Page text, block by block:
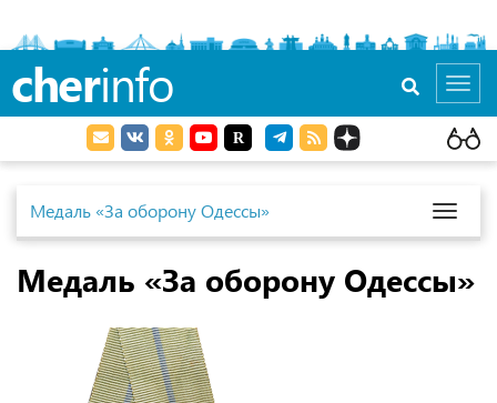
cherinfo
Медаль «За оборону Одессы»
Медаль «За оборону Одессы»